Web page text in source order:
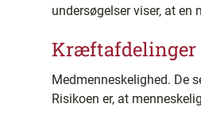
undersøgelser viser, at
Kræftafdelinger
Medmenneskelighed. De
Risikoen er, at